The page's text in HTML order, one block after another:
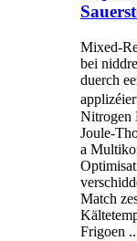
Mixed-
bei
duerch
Nitrogen
Joule-
a
Match
Frigoen